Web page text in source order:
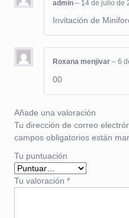
admin – 14 de julio de
Invitación de
Roxana menjivar – 6
00
Añade una valoración
Tu dirección de correo
campos obligatorios están
Tu puntuación
Tu valoración *